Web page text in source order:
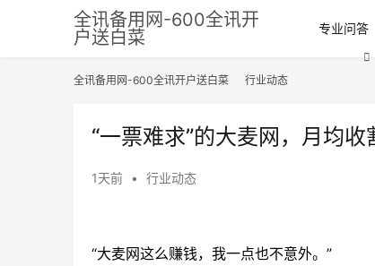
全讯备用网-600全讯开
户送白菜
专业问答
全讯备用网-600全讯开户送白菜 行业动态
“一票难求”的大麦网，月均
1天前 • 行业动态
“大麦网这么赚钱，我一点也不意外。”